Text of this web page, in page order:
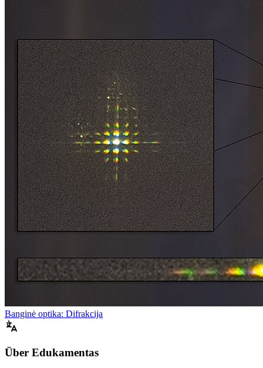
Banginė optika: Difrakcija
Über Edukamentas